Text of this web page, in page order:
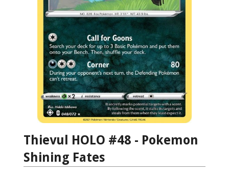
Thievul HOLO #48 - Pokemon
Shining Fates